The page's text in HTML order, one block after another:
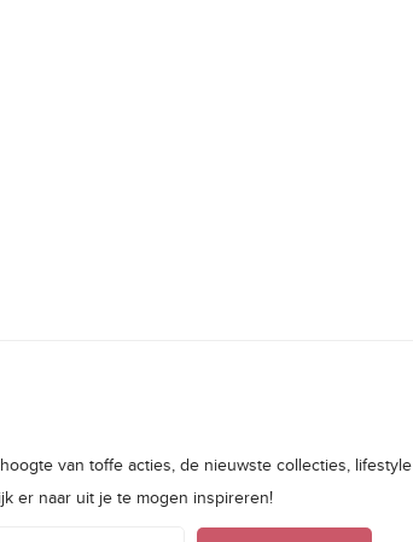
van toffe acties, de nieuwste collecties, lifestyle
er naar uit je te mogen inspireren!